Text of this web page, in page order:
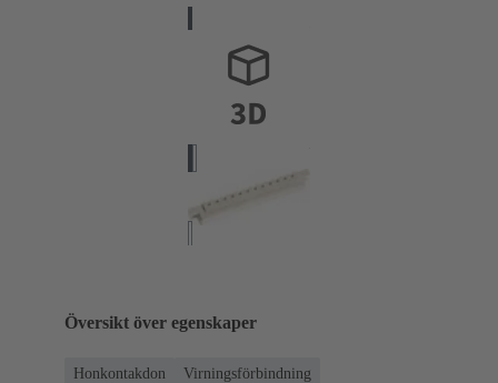
Översikt över egenskaper
Honkontakdon
Virningsförbindning